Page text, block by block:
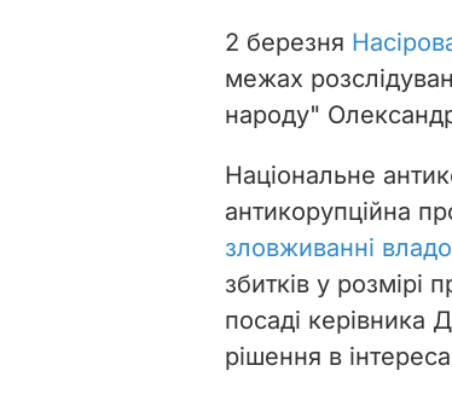
2 березня
межах
народу"
Національне
антикорупційна
зловживанні
збитків у
посаді керівника
рішення в